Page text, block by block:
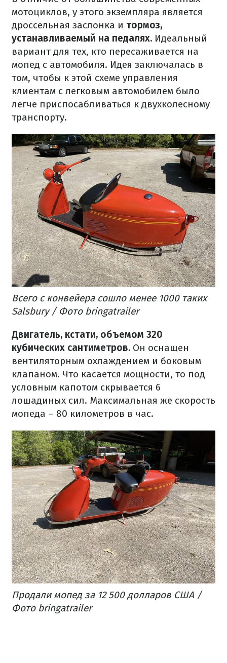
мотоциклов, у этого экземпляра является
дроссельная заслонка и тормоз,
устанавливаемый на педалях. Идеальный
вариант для тех, кто пересаживается на
мопед с автомобиля. Идея заключалась в
том, чтобы к этой схеме управления
клиентам с легковым автомобилем было
легче приспосабливаться к двухколесному
транспорту.
Всего с конвейера сошло менее 1000 таких
Salsbury / Фото bringatrailer
Двигатель, кстати, объемом 320
кубических сантиметров. Он оснащен
вентиляторным охлаждением и боковым
клапаном. Что касается мощности, то под
условным капотом скрывается 6
лошадиных сил. Максимальная же скорость
мопеда – 80 километров в час.
Продали мопед за 12 500 долларов США /
Фото bringatrailer